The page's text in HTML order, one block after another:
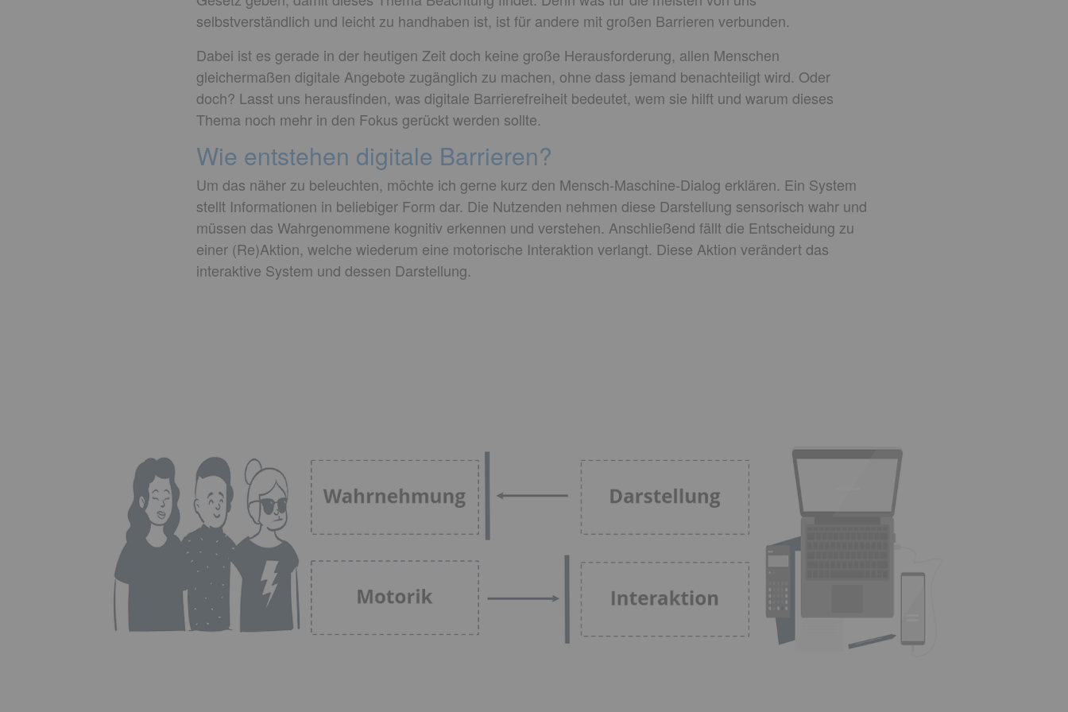
selbstverständlich und leicht zu handhaben ist, ist für andere mit großen Barrieren verbunden.
Dabei ist es gerade in der heutigen Zeit doch keine große Herausforderung, allen Menschen
gleichermaßen digitale Angebote zugänglich zu machen, ohne dass jemand benachteiligt wird. Oder
doch? Lasst uns herausfinden, was digitale Barrierefreiheit bedeutet, wem sie hilft und warum dieses
Thema noch mehr in den Fokus gerückt werden sollte.
Wie entstehen digitale Barrieren?
Um das näher zu beleuchten, möchte ich gerne kurz den Mensch-Maschine-Dialog erklären. Ein System
stellt Informationen in beliebiger Form dar. Die Nutzenden nehmen diese Darstellung sensorisch wahr und
müssen das Wahrgenommene kognitiv erkennen und verstehen. Anschließend fällt die Entscheidung zu
einer (Re)Aktion, welche wiederum eine motorische Interaktion verlangt. Diese Aktion verändert das
interaktive System und dessen Darstellung.